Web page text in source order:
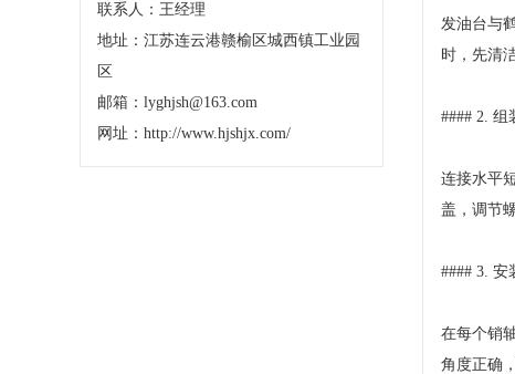
联系人：王经理
地址：江苏连云港赣榆区城西镇工业园
区
邮箱：lyghjsh@163.com
网址：http://www.hjshjx.com/
发油台与
时，先清
#### 2. 组
连接水平
盖，调节
#### 3. 安
在每个销
角度正确